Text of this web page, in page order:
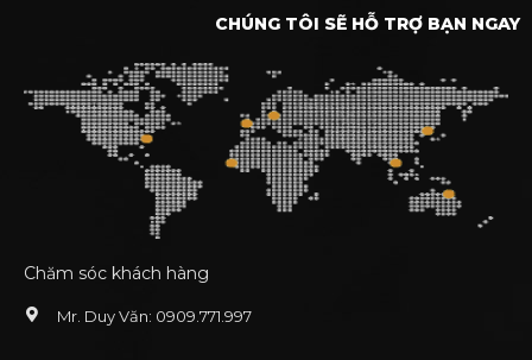
CHÚNG TÔI SẼ HỖ TRỢ BẠN NGAY
Chăm sóc khách hàng
Mr. Duy Văn: 0909.771.997